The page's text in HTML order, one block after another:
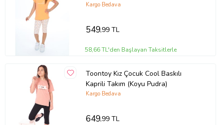
Kargo Bedava
549,99 TL
58,66 TL'den Başlayan Taksitlerle
Toontoy Kız Çocuk Cool Baskılı
Kaprili Takım (Koyu Pudra)
Kargo Bedava
649,99 TL